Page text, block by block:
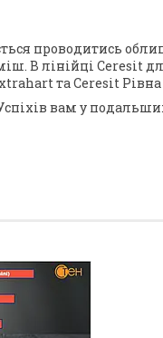
проводитись
В лінійці Ceresit
та Ceresit Рівна
вам у